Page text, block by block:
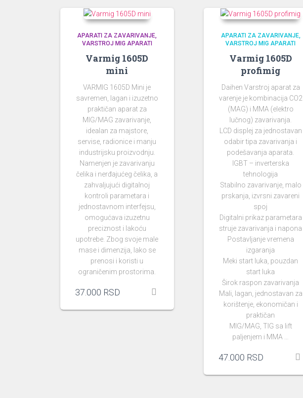
APARATI ZA ZAVARIVANJE
VARSTROJ MIG APARATI
Varmig 1605D
mini
VARMIG 1605D Mini je
savremen, lagan i izuzetno
praktičan aparat za
MIG/MAG zavarivanje,
idealan za majstore,
servise, radionice i manju
industrijsku proizvodnju.
Namenjen je zavarivanju
čelika i nerđajućeg čelika, a
zahvaljujući digitalnoj
kontroli parametara i
jednostavnom interfejsu,
omogućava izuzetnu
preciznost i lakoću
upotrebe. Zbog svoje male
mase i dimenzija, lako se
prenosi i koristi u
ograničenim prostorima.
37.000 RSD
APARATI ZA ZAVARIVANJE
VARSTROJ MIG APARATI
Varmig 1605D
profimig
Daihen Varstroj aparat za
varenje je kombinacija CO2
(MAG) i MMA (elektro
lučnog) zavarivanja.
LCD displej za jednostavan
odabir tipa zavarivanja i
podešavanja aparata.
IGBT – inverterska
tehnologija
Stabilno zavarivanje, malo
prskanja, izvrsni zavareni
spoj
Digitalni prikaz parametara
struje zavarivanja i napona
Postavljanje vremena
izgaranja
Meki start luka, pouzdan
start luka
Širok raspon zavarivanja
Mali, lagan, jednostavan za
korištenje, ekonomičan i
praktičan
MIG/MAG, TIG sa lift
paljenjem i MMA …
47.000 RSD